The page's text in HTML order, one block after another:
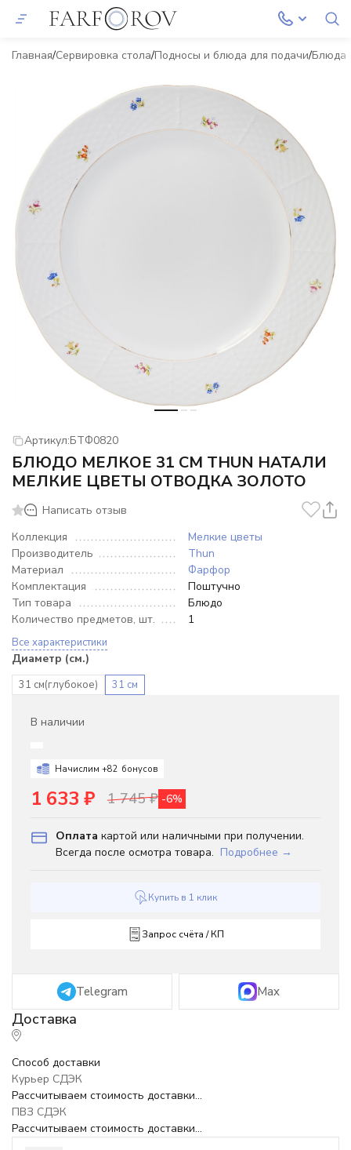
Главная Сервировка стола Подносы и блюда для подачи Блюда
Артикул:БТФ0820
БЛЮДО МЕЛКОЕ 31 СМ THUN НАТАЛИ
МЕЛКИЕ ЦВЕТЫ ОТВОДКА ЗОЛОТО
Написать отзыв
Коллекция
Мелкие цветы
Производитель
Thun
Материал
Фарфор
Комплектация
Поштучно
Тип товара
Блюдо
Количество предметов, шт.
1
Все характеристики
Диаметр (см.)
31 см(глубокое) 31 см
В наличии
Начислим +82 бонусов
1 633 ₽ 1 745₽ -6%
Оплата картой или наличными при получении.
Всегда после осмотра товара. Подробнее →
Купить в 1 клик
Запрос счёта / КП
Telegram Max
Способ доставки
Курьер СДЭК
Рассчитываем стоимость доставки...
ПВЗ СДЭК
Рассчитываем стоимость доставки...